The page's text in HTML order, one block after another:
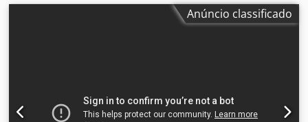
Anúncio classificado